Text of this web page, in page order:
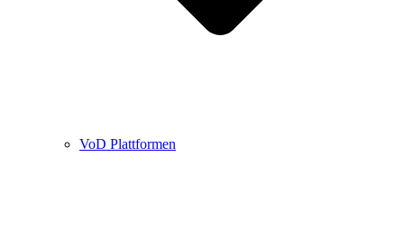
VoD Plattformen